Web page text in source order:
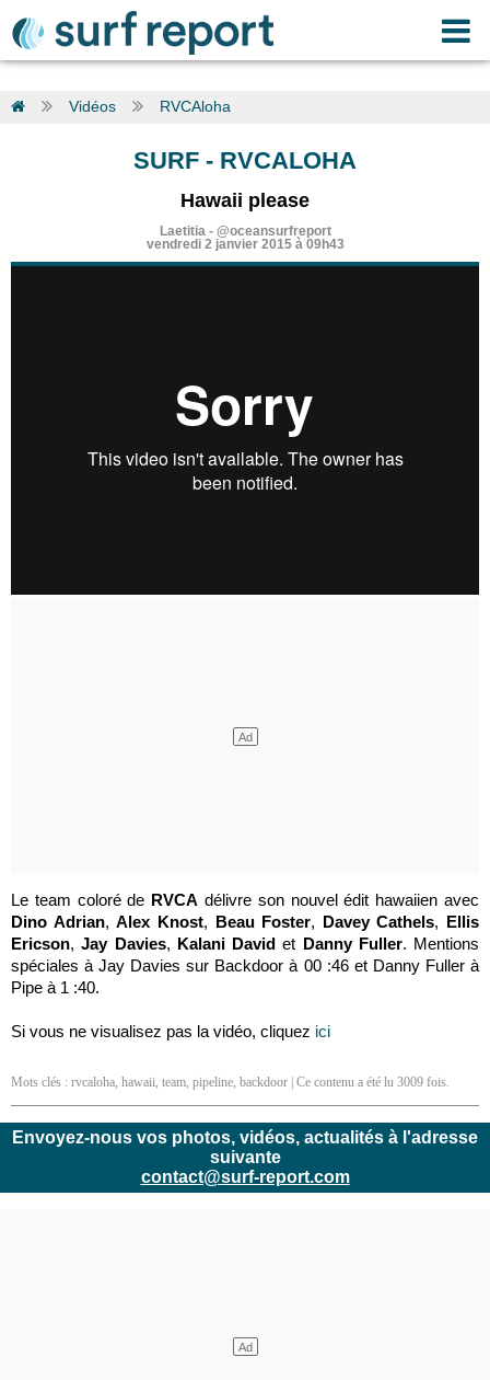
Vidéos RVCAloha
SURF - RVCALOHA
Hawaii please
Laetitia- @oceansurfreport
vendredi 2 janvier 2015 à 09h43
Le team coloré de RVCA délivre son nouvel édit hawaiien avec
Dino Adrian,Alex Knost, Beau Foster, Davey Cathels, Ellis
Ericson,Jay Davies, Kalani David et Danny Fuller. Mentions
spéciales à Jay Davies sur Backdoor à 00 :46 et Danny Fuller à
Pipe à 1 :40.
Si vous ne visualisez pas la vidéo, cliquez ici
Mots clés : rvcaloha, hawaii, team, pipeline, backdoor | Ce contenu a été lu 3009 fois.
Envoyez-nous vos photos, vidéos, actualités à l'adresse
suivante
contact@surf-report.com